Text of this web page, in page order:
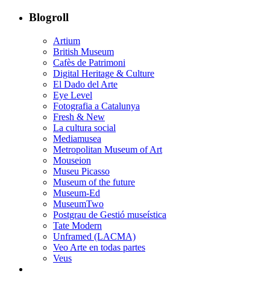
Blogroll
Artium
British Museum
Cafès de Patrimoni
Digital Heritage & Culture
El Dado del Arte
Eye Level
Fotografia a Catalunya
Fresh & New
La cultura social
Mediamusea
Metropolitan Museum of Art
Mouseion
Museu Picasso
Museum of the future
Museum-Ed
MuseumTwo
Postgrau de Gestió museística
Tate Modern
Unframed (LACMA)
Veo Arte en todas partes
Veus